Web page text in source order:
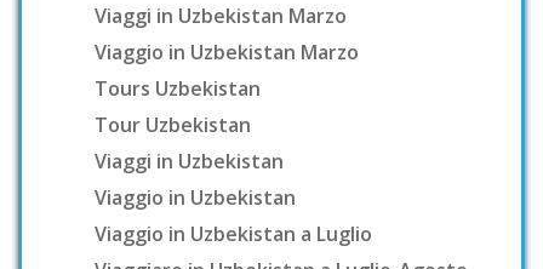
Viaggi in Uzbekistan Marzo
Viaggio in Uzbekistan Marzo
Tours Uzbekistan
Tour Uzbekistan
Viaggi in Uzbekistan
Viaggio in Uzbekistan
Viaggio in Uzbekistan a Luglio